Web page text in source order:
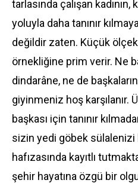
tarlasında çalışan
yoluyla daha tanınır
değildir zaten. Küçük
örnekliğine prim verir. Ne
dindarâne, ne de
giyinmeniz hoş
başkası için tanınır
sizin yedi göbek
hafızasında kayıtlı
şehir hayatına özgü bir